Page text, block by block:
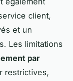
client,
et un
Les limitations
par
restrictives,